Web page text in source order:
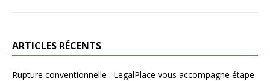
ARTICLES RÉCENTS
Rupture conventionnelle : LegalPlace vous accompagne étape